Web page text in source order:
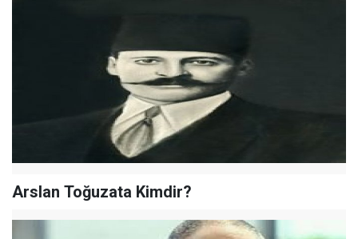
Arslan Toğuzata Kimdir?